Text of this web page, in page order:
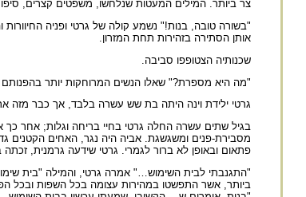
צר ביותר. המילים המעטות שנלחשו, משפטים קצרים,
"בשורה טובה, בנות!" נשמע קולה של גרטי ופניה
אותן הסתירה בזהירות תחת המזרון.
שכנותיה הצטופפו סביבה.
"מה היא מספרת?" שאלו הנשים המרוחקות יותר בהפנותם
גרטי ילידת וינה היתה בת שש עשרה בלבד, אך כבר מזה
בגיל שתים עשרה החלה גרטי בחיי בריחה וגלות; אחר כך
מסבירת-פנים ומשגשגת. אביה היה נגר, האחים הקטנים
פתאום ובאופן לא ברור לגמרי. גרטי שידעה גרמנית,
"התגנבתי לבית השימוש…" אמרה גרטי, והמילה "בית